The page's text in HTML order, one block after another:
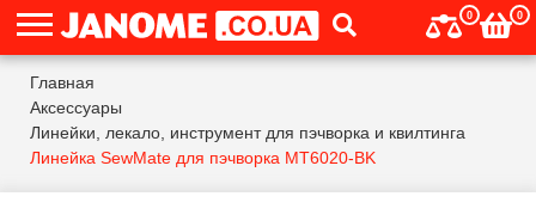
0 0
Главная
Аксессуары
Линейки, лекало, инструмент для пэчворка и квилтинга
Линейка SewMate для пэчворка MT6020-BK